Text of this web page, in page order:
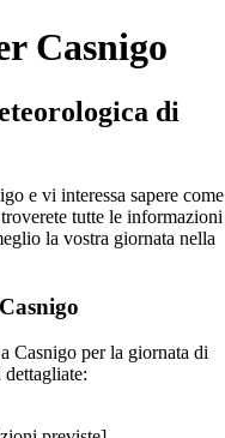
Casnigo
di
e vi interessa sapere come
tutte le informazioni
la vostra giornata nella
Casnigo per la giornata di